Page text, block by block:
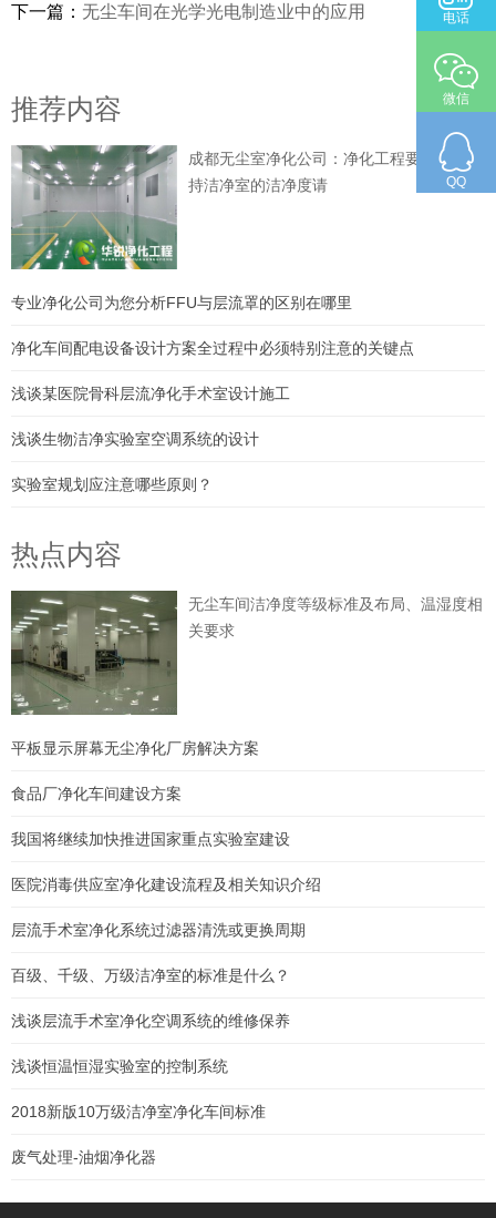
下一篇： 无尘车间在光学光电制造业中的应用
推荐内容
成都无尘室净化公司：净化工程要想长期保
持洁净室的洁净度请
专业净化公司为您分析FFU与层流罩的区别在哪里
净化车间配电设备设计方案全过程中必须特别注意的关键点
浅谈某医院骨科层流净化手术室设计施工
浅谈生物洁净实验室空调系统的设计
实验室规划应注意哪些原则？
热点内容
无尘车间洁净度等级标准及布局、温湿度相
关要求
平板显示屏幕无尘净化厂房解决方案
食品厂净化车间建设方案
我国将继续加快推进国家重点实验室建设
医院消毒供应室净化建设流程及相关知识介绍
层流手术室净化系统过滤器清洗或更换周期
百级、千级、万级洁净室的标准是什么？
浅谈层流手术室净化空调系统的维修保养
浅谈恒温恒湿实验室的控制系统
2018新版10万级洁净室净化车间标准
废气处理-油烟净化器
电话
微信
QQ